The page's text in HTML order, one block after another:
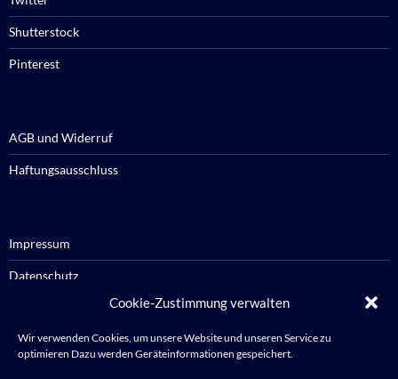
Cookie-Zustimmung verwalten
Wir verwenden Cookies, um unsere Website und unseren Service zu
optimieren Dazu werden Geräteinformationen gespeichert.
Shutterstock
Pinterest
AGB und Widerruf
Haftungsausschluss
Impressum
Datenschutz
Cookie-Richtlinie / Cookie policy